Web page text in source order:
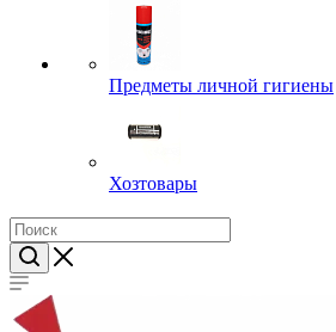
Предметы личной гигиены
Хозтовары